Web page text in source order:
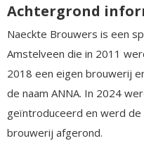
Achtergrond
Naeckte Brouwers is een
Amstelveen die in 2011
2018 een eigen brouwerij
de naam ANNA. In 2024
geïntroduceerd en werd
brouwerij afgerond.